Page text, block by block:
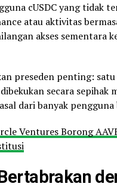
cUSDC yang tidak
atau aktivitas
akses sementara
preseden penting:
secara sepihak
dari banyak pengguna
Ventures Borong